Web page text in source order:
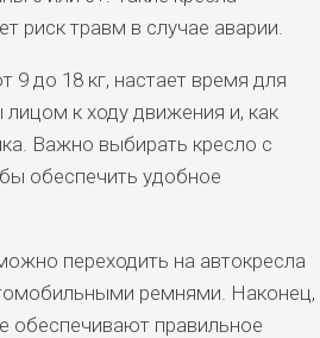
риск травм в случае аварии.
9 до 18 кг, настает время для
к ходу движения и, как
Важно выбирать кресло с
обеспечить удобное
переходить на автокресла
ремнями. Наконец,
обеспечивают правильное